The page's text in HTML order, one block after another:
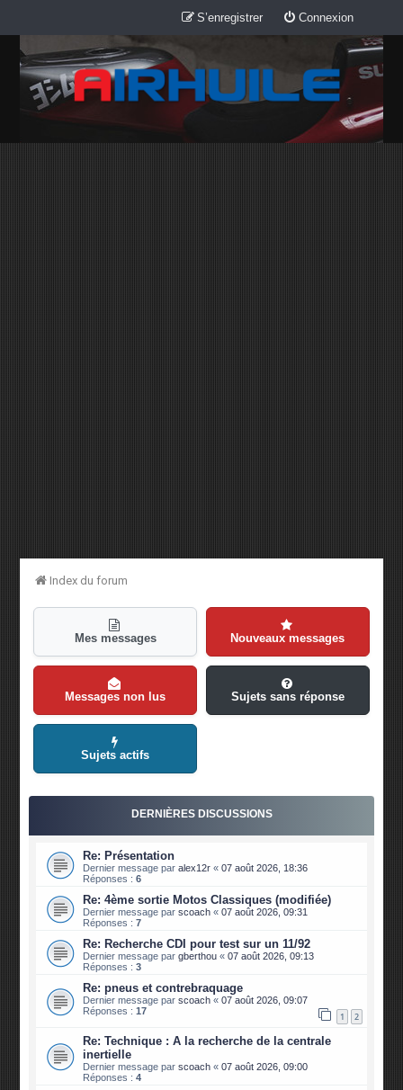
Connexion
S’enregistrer
Index du forum
Mes messages Nouveaux messages
Messages non lus Sujets sans réponse
Sujets actifs
DERNIÈRES DISCUSSIONS
Re: Présentation
Dernier message paralex12r «07 août 2026, 18:36
Réponses :6
Re: 4ème sortie Motos Classiques (modifiée)
Dernier message parscoach «07 août 2026, 09:31
Réponses :7
Re: Recherche CDI pour test sur un 11/92
Dernier message pargberthou «07 août 2026, 09:13
Réponses :3
Re: pneus et contrebraquage
Dernier message parscoach «07 août 2026, 09:07
Réponses :17 1 2
Re: Technique : A la recherche de la centrale
inertielle
Dernier message parscoach «07 août 2026, 09:00
Réponses :4